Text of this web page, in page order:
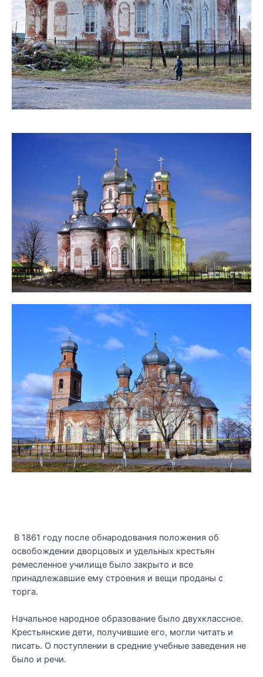
В 1861 году после обнародования положения об
освобождении дворцовых и удельных крестьян
ремесленное училище было закрыто и все
принадлежавшие ему строения и вещи проданы с
торга.
Начальное народное образование было двухклассное.
Крестьянские дети, получившие его, могли читать и
писать. О поступлении в средние учебные заведения не
было и речи.